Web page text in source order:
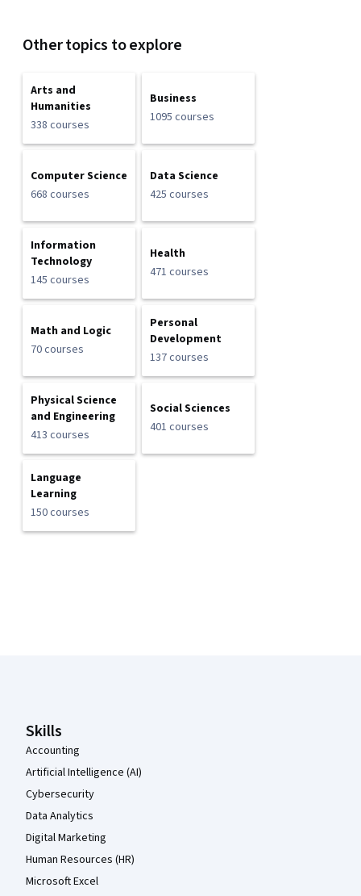
Other topics to explore
Arts and
Humanities
338 courses
Business
1095 courses
Computer Science
668 courses
Data Science
425 courses
Information
Technology
145 courses
Health
471 courses
Math and Logic
70 courses
Personal
Development
137 courses
Physical Science
and Engineering
413 courses
Social Sciences
401 courses
Language
Learning
150 courses
Skills
Accounting
Artificial Intelligence (AI)
Cybersecurity
Data Analytics
Digital Marketing
Human Resources (HR)
Microsoft Excel